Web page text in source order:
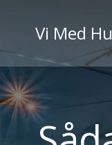
Vi Med